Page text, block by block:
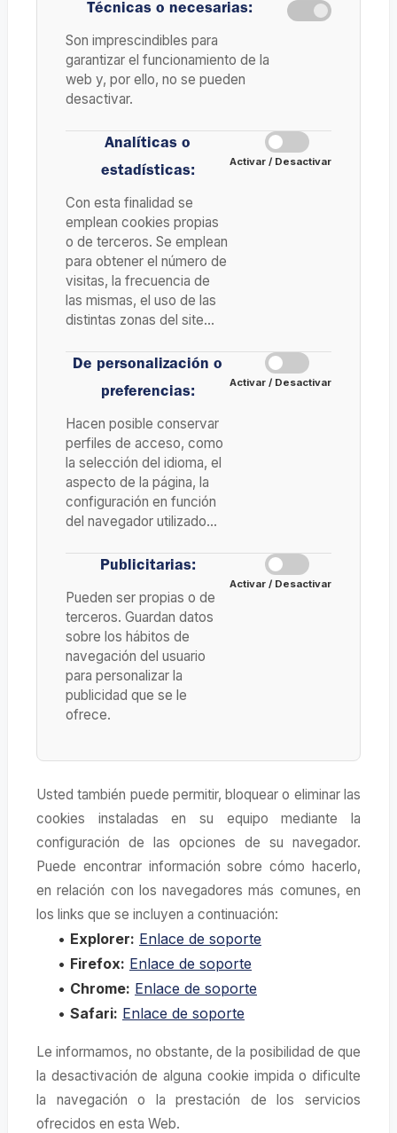
Técnicas o necesarias:
Son imprescindibles para
garantizar el funcionamiento de la
web y, por ello, no se pueden
desactivar.
Analíticas o
estadísticas:
Con esta finalidad se
emplean cookies propias
o de terceros. Se emplean
para obtener el número de
visitas, la frecuencia de
las mismas, el uso de las
distintas zonas del site…
Activar / Desactivar
De personalización o
preferencias:
Hacen posible conservar
perfiles de acceso, como
la selección del idioma, el
aspecto de la página, la
configuración en función
del navegador utilizado…
Activar / Desactivar
Publicitarias:
Pueden ser propias o de
terceros. Guardan datos
sobre los hábitos de
navegación del usuario
para personalizar la
publicidad que se le
ofrece.
Activar / Desactivar
Usted también puede permitir, bloquear o eliminar las
cookies instaladas en su equipo mediante la
configuración de las opciones de su navegador.
Puede encontrar información sobre cómo hacerlo,
en relación con los navegadores más comunes, en
los links que se incluyen a continuación:
• Explorer: Enlace de soporte
• Firefox: Enlace de soporte
• Chrome: Enlace de soporte
• Safari: Enlace de soporte
Le informamos, no obstante, de la posibilidad de que
la desactivación de alguna cookie impida o dificulte
la navegación o la prestación de los servicios
ofrecidos en esta Web.